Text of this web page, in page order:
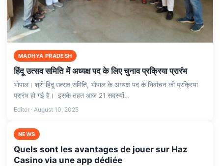
MADHYA PRADESH
हिंदू उत्सव समिति में अध्यक्ष पद के लिए चुनाव प्रक्रिया प्रारंभ
भोपाल। श्री हिंदू उत्सव समिति, भोपाल के अध्यक्ष पद के निर्वाचन की प्रक्रिया
प्रारंभ हो गई है। इसके तहत आज 21 सदस्यों…
Editor · August 10, 2025
NEWS
Quels sont les avantages de jouer sur Haz
Casino via une app dédiée